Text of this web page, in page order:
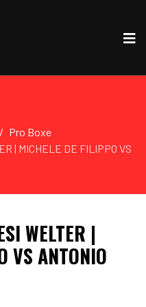
Pro Boxe
| MICHELE DE FILIPPO VS
WELTER |
VS ANTONIO